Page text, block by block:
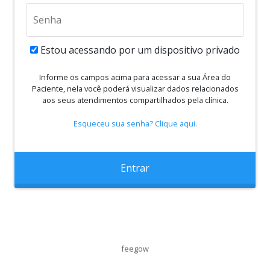
Estou acessando por um dispositivo privado
Informe os campos acima para acessar a sua Área do
Paciente, nela você poderá visualizar dados relacionados
aos seus atendimentos compartilhados pela clínica.
Esqueceu sua senha? Clique aqui.
Entrar
feegow